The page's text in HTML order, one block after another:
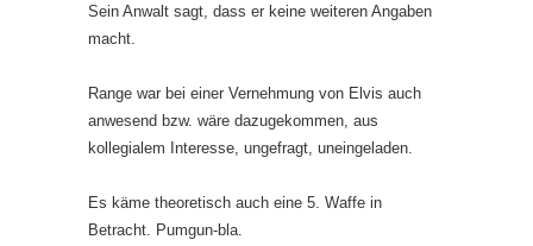
Sein Anwalt sagt, dass er keine weiteren Angaben
macht.
Range war bei einer Vernehmung von Elvis auch
anwesend bzw. wäre dazugekommen, aus
kollegialem Interesse, ungefragt, uneingeladen.
Es käme theoretisch auch eine 5. Waffe in
Betracht. Pumgun-bla.